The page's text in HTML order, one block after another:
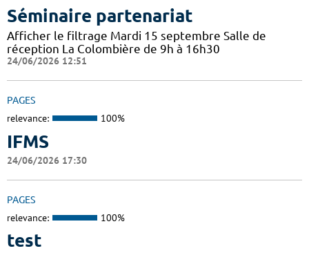
Séminaire partenariat
Afficher le filtrage Mardi 15 septembre Salle de
réception La Colombière de 9h à 16h30
24/06/2026 12:51
PAGES
relevance: 100%
IFMS
24/06/2026 17:30
PAGES
relevance: 100%
test